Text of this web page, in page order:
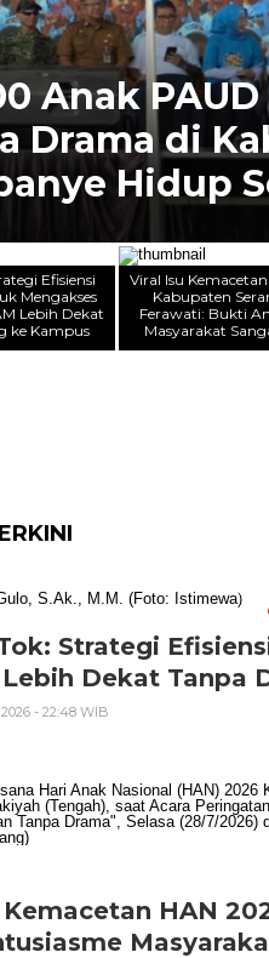
United
Warriors
Efisiensi
Mengakses
Lebih Dekat
ke Kampus
Viral Isu
Kabupaten
Ferawati: Bukti
Masyarakat
Strategi
Lebih Dekat Tanpa
- 22:48 WIB
HAN